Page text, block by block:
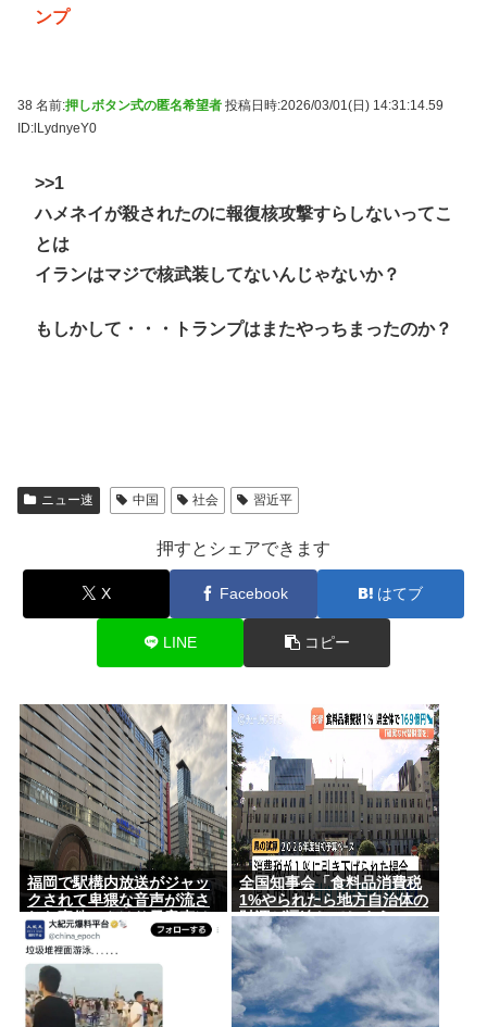
ンプ
38 名前:押しボタン式の匿名希望者 投稿日時:2026/03/01(日) 14:31:14.59
ID:lLydnyeY0
>>1
ハメネイが殺されたのに報復核攻撃すらしないってこ
とは
イランはマジで核武装してないんじゃないか？
もしかして・・・トランプはまたやっちまったのか？
ニュー速 中国 社会 習近平
押すとシェアできます
X Facebook はてブ
LINE コピー
福岡で駅構内放送がジャッ
クされて卑猥な音声が流さ
れた事件、やはり元音声は
動ありの動画だった
全国知事会「食料品消費税
1%やられたら地方自治体の
財源が逼迫してしまう 」…
この流れ地方税増税するし
かないよ、もう